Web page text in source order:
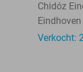
Chidóz
Eindhoven
Verkocht: